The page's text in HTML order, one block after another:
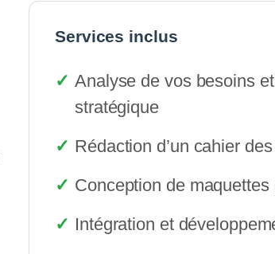
Services inclus
Analyse de vos besoins
stratégique
Rédaction d’un cahier
Conception de
Intégration et